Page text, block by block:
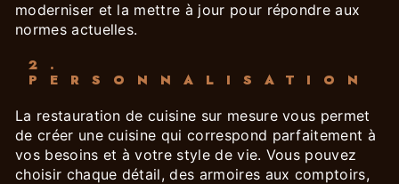
moderniser et la mettre à jour pour répondre aux
normes actuelles.
2.
PERSONNALISATION
La restauration de cuisine sur mesure vous permet
de créer une cuisine qui correspond parfaitement à
vos besoins et à votre style de vie. Vous pouvez
choisir chaque détail, des armoires aux comptoirs,